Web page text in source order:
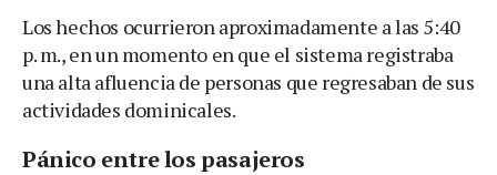
Los hechos ocurrieron aproximadamente a las 5:40
p. m., en un momento en que el sistema registraba
una alta afluencia de personas que regresaban de sus
actividades dominicales.
Pánico entre los pasajeros